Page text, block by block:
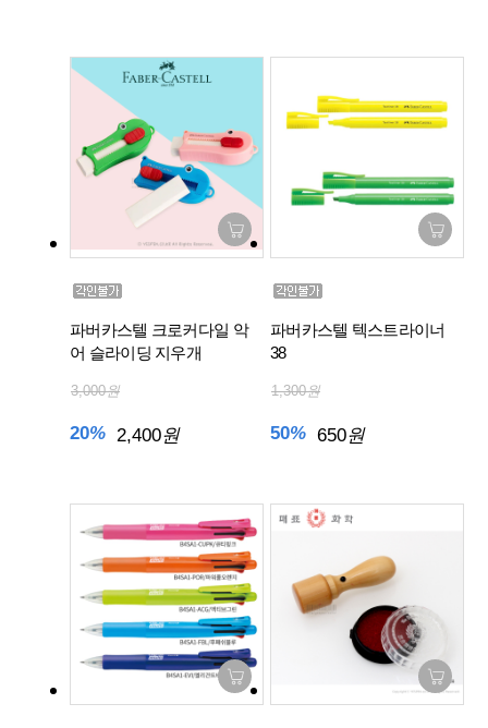
파버카스텔 크로커다일 악
어 슬라이딩 지우개
3,000원
20% 2,400원
파버카스텔 텍스트라이너
38
1,300원
50% 650원